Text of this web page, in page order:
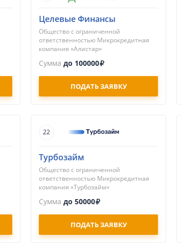
Целевые Финансы
Общество с ограниченной
ответственностью Микрокредитная
компания «Алистар»
Сумма до 100000
ПОДАТЬ ЗАЯВКУ
22
Турбозайм
Общество с ограниченной
ответственностью Микрокредитная
компания «Турбозайм»
Сумма до 50000
ПОДАТЬ ЗАЯВКУ